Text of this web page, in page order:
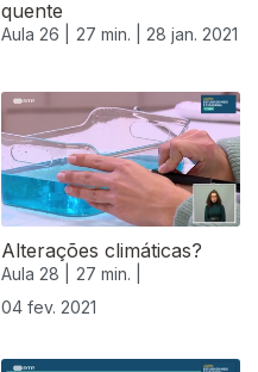
quente
Aula 26 | 27 min. | 28 jan. 2021
Alterações climáticas?
Aula 28 |
27 min. |
04 fev. 2021